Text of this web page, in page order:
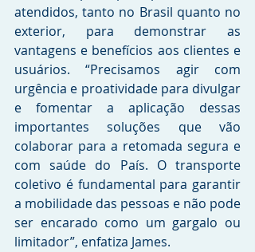
atendidos, tanto no Brasil quanto no
exterior, para demonstrar as
vantagens e benefícios aos clientes e
usuários. “Precisamos agir com
urgência e proatividade para divulgar
e fomentar a aplicação dessas
importantes soluções que vão
colaborar para a retomada segura e
com saúde do País. O transporte
coletivo é fundamental para garantir
a mobilidade das pessoas e não pode
ser encarado como um gargalo ou
limitador”, enfatiza James.